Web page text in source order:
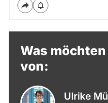
Was
von:
Ulrike